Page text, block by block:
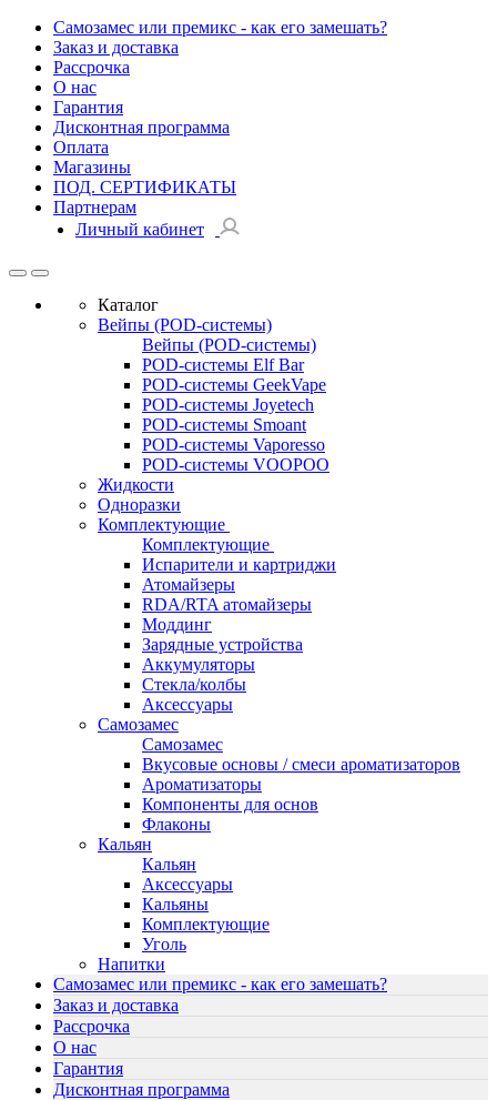
Самозамес или премикс - как его замешать?
Заказ и доставка
Рассрочка
О нас
Гарантия
Дисконтная программа
Оплата
Магазины
ПОД. СЕРТИФИКАТЫ
Партнерам
Личный кабинет
Каталог
Вейпы (POD-системы)
Вейпы (POD-системы)
POD-системы Elf Bar
POD-системы GeekVape
POD-системы Joyetech
POD-системы Smoant
POD-системы Vaporesso
POD-системы VOOPOO
Жидкости
Одноразки
Комплектующие
Комплектующие
Испарители и картриджи
Атомайзеры
RDA/RTA атомайзеры
Моддинг
Зарядные устройства
Аккумуляторы
Стекла/колбы
Аксессуары
Самозамес
Самозамес
Вкусовые основы / смеси ароматизаторов
Ароматизаторы
Компоненты для основ
Флаконы
Кальян
Кальян
Аксессуары
Кальяны
Комплектующие
Уголь
Напитки
Самозамес или премикс - как его замешать?
Заказ и доставка
Рассрочка
О нас
Гарантия
Дисконтная программа